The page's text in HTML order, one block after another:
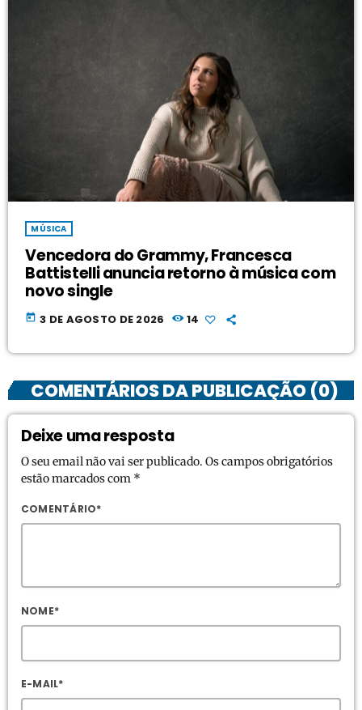
MÚSICA
Vencedora do Grammy, Francesca
Battistelli anuncia retorno à música com
novo single
today 3 DE AGOSTO DE 2026 14
COMENTÁRIOS DA PUBLICAÇÃO (0)
Deixe uma resposta
O seu email não vai ser publicado. Os campos obrigatórios
estão marcados com *
COMENTÁRIO*
NOME*
E-MAIL*